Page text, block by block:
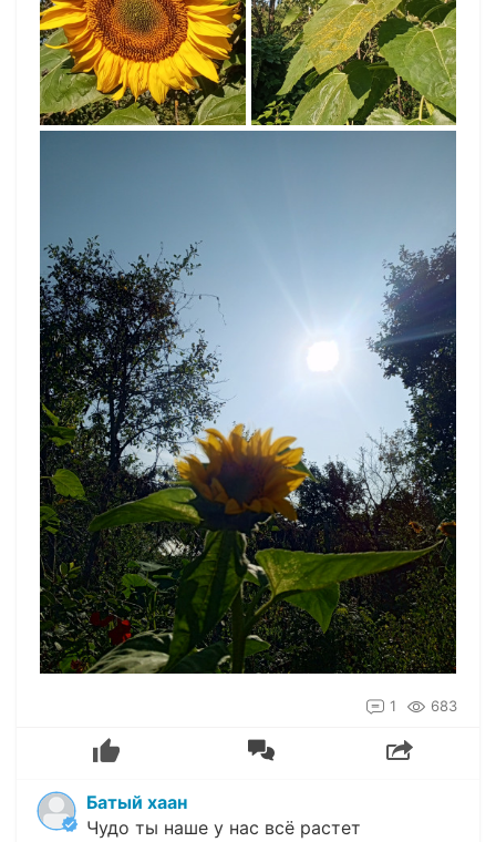
1 683
Батый хаан
Чудо ты наше у нас всё растет